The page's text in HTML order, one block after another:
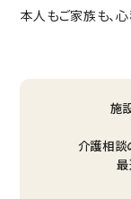
本人もご家族も、
施
介護相談
最